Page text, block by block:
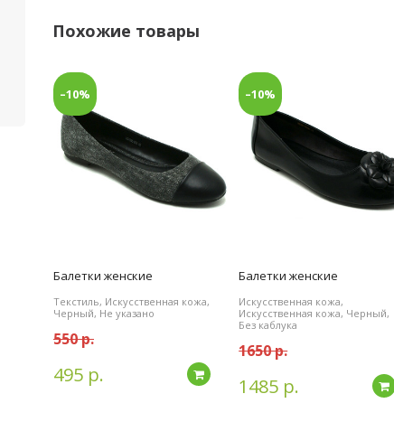
Похожие товары
–10%
Балетки женские
Текстиль, Искусственная кожа,
Черный, Не указано
550 р.
495 р. Подробнее
–10%
Балетки женские
Искусственная кожа,
Искусственная кожа, Черный,
Без каблука
1650 р.
1485 р.